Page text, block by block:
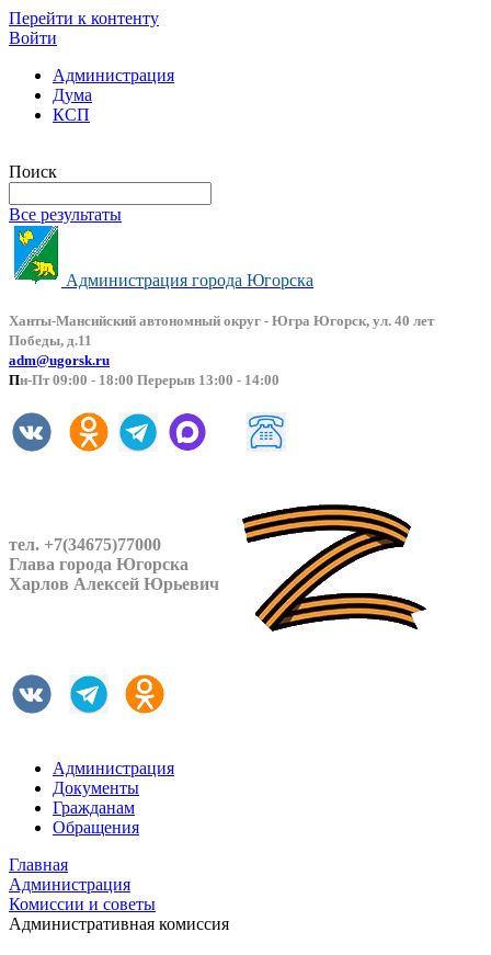
Перейти к контенту
Войти
Администрация
Дума
КСП
Поиск
Все результаты
Администрация города Югорска
Ханты-Мансийский автономный округ - Югра Югорск, ул. 40 лет
Победы, д.11
adm@ugorsk.ru
Пн-Пт 09:00 - 18:00 Перерыв 13:00 - 14:00
тел. +7(34675)77000
Глава города Югорска
Харлов Алексей Юрьевич
Администрация
Документы
Гражданам
Обращения
Главная
Администрация
Комиссии и советы
Административная комиссия